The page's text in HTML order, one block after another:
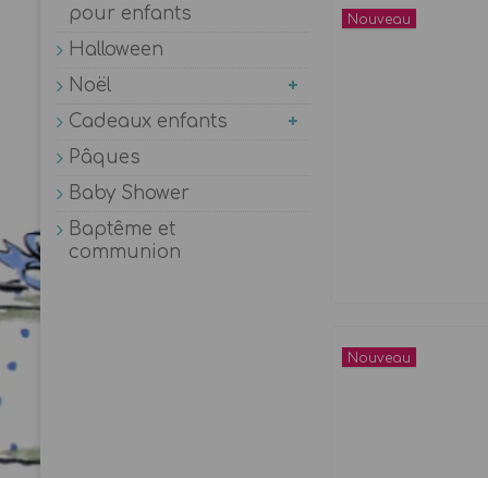
Nouveau
Nouveau
pour enfants
Halloween
Noël
Cadeaux enfants
Pâques
Baby Shower
Baptême et
communion